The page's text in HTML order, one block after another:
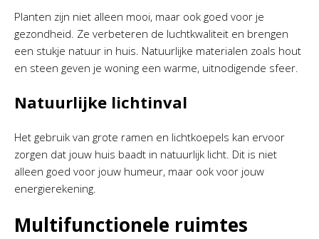
Planten zijn niet alleen mooi, maar ook goed voor je
gezondheid. Ze verbeteren de luchtkwaliteit en brengen
een stukje natuur in huis. Natuurlijke materialen zoals hout
en steen geven je woning een warme, uitnodigende sfeer.
Natuurlijke lichtinval
Het gebruik van grote ramen en lichtkoepels kan ervoor
zorgen dat jouw huis baadt in natuurlijk licht. Dit is niet
alleen goed voor jouw humeur, maar ook voor jouw
energierekening.
Multifunctionele ruimtes